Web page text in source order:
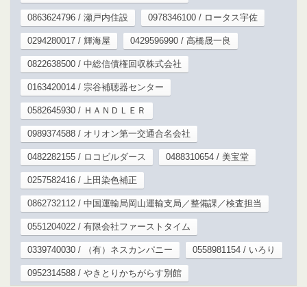
0863624796 / 瀬戸内住設 0978346100 / ロータス宇佐
0294280017 / 輝海屋 0429596990 / 高橋晟一良
0822638500 / 中総信債権回収株式会社
0163420014 / 宗谷補聴器センター
0582645930 / ＨＡＮＤＬＥＲ
0989374588 / オリオン第一交通合名会社
0482282155 / ロコビルダース 0488310654 / 美宝堂
0257582416 / 上田染色補正
0862732112 / 中国運輸局岡山運輸支局／整備課／検査担当
0551204022 / 有限会社ファーストタイム
0339740030 / （有）ネスカンパニー 0558981154 / いろり
0952314588 / やきとりかちがらす別館